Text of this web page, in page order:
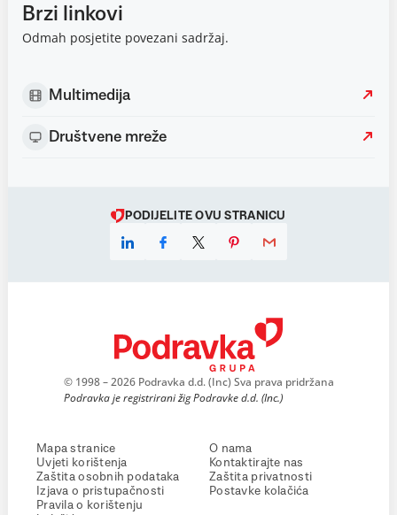
Brzi linkovi
Odmah posjetite povezani sadržaj.
Multimedija
Društvene mreže
PODIJELITE OVU STRANICU
© 1998 – 2026 Podravka d.d. (Inc) Sva prava pridržana
Podravka je registrirani žig Podravke d.d. (Inc.)
Mapa stranice
Uvjeti korištenja
Zaštita osobnih podataka
Izjava o pristupačnosti
Pravila o korištenju
O nama
Kontaktirajte nas
Zaštita privatnosti
Postavke kolačića